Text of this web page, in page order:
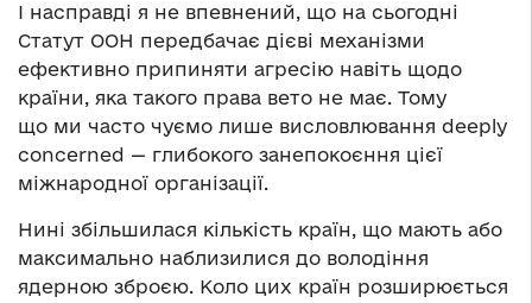
І насправді я не впевнений, що на сьогодні
Статут ООН передбачає дієві механізми
ефективно припиняти агресію навіть щодо
країни, яка такого права вето не має. Тому
що ми часто чуємо лише висловлювання deeply
concerned — глибокого занепокоєння цієї
міжнародної організації.
Нині збільшилася кількість країн, що мають або
максимально наблизилися до володіння
ядерною зброєю. Коло цих країн розширюється